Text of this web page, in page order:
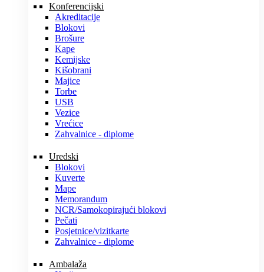
Konferencijski
Akreditacije
Blokovi
Brošure
Kape
Kemijske
Kišobrani
Majice
Torbe
USB
Vezice
Vrećice
Zahvalnice - diplome
Uredski
Blokovi
Kuverte
Mape
Memorandum
NCR/Samokopirajući blokovi
Pečati
Posjetnice/vizitkarte
Zahvalnice - diplome
Ambalaža